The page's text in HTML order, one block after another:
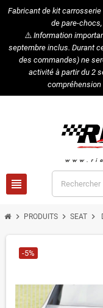
Fabricant de kit
de pare-
⚠️Information
septembre inclus. Durant
des commandes) ne
activité à partir du 2
compréhension
view_headline
chevron_right PRODUITS chevron_right SEAT chevron_right
-5%